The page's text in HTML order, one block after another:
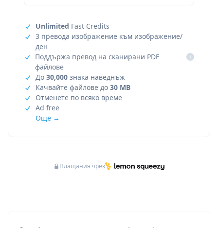
Unlimited Fast Credits
3 превода изображение към изображение/
ден
Поддържа превод на сканирани PDF
файлове
i
До 30,000 знака наведнъж
Качвайте файлове до 30 MB
Отменете по всяко време
Ad free
Още →
Плащания чрез